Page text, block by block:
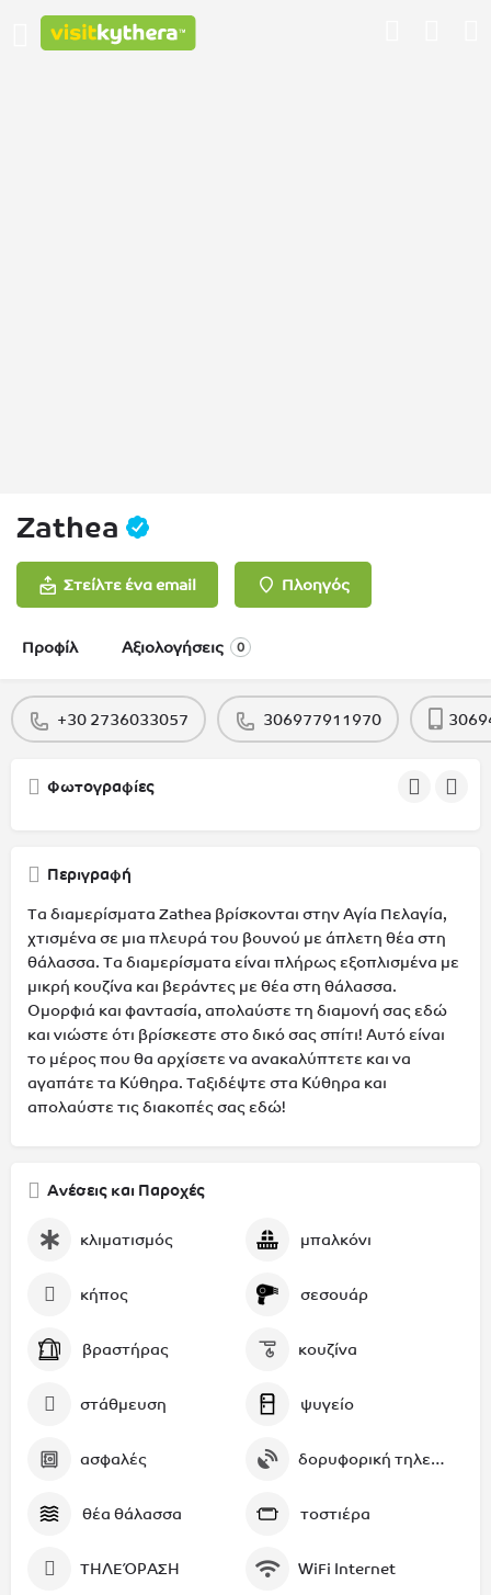
Zathea
Στείλτε ένα email Πλοηγός
Προφίλ Αξιολογήσεις 0
+30 2736033057 306977911970
Φωτογραφίες
Περιγραφή
Τα διαμερίσματα Zathea βρίσκονται στην Αγία Πελαγία,
χτισμένα σε μια πλευρά του βουνού με άπλετη θέα στη
θάλασσα. Τα διαμερίσματα είναι πλήρως εξοπλισμένα με
μικρή κουζίνα και βεράντες με θέα στη θάλασσα.
Ομορφιά και φαντασία, απολαύστε τη διαμονή σας εδώ
και νιώστε ότι βρίσκεστε στο δικό σας σπίτι! Αυτό είναι
το μέρος που θα αρχίσετε να ανακαλύπτετε και να
αγαπάτε τα Κύθηρα. Ταξιδέψτε στα Κύθηρα και
απολαύστε τις διακοπές σας εδώ!
Ανέσεις και Παροχές
κλιματισμός μπαλκόνι
κήπος σεσουάρ
βραστήρας κουζίνα
στάθμευση ψυγείο
ασφαλές δορυφορική τηλεόραση
θέα θάλασσα τοστιέρα
ΤΗΛΕΌΡΑΣΗ WiFi Internet